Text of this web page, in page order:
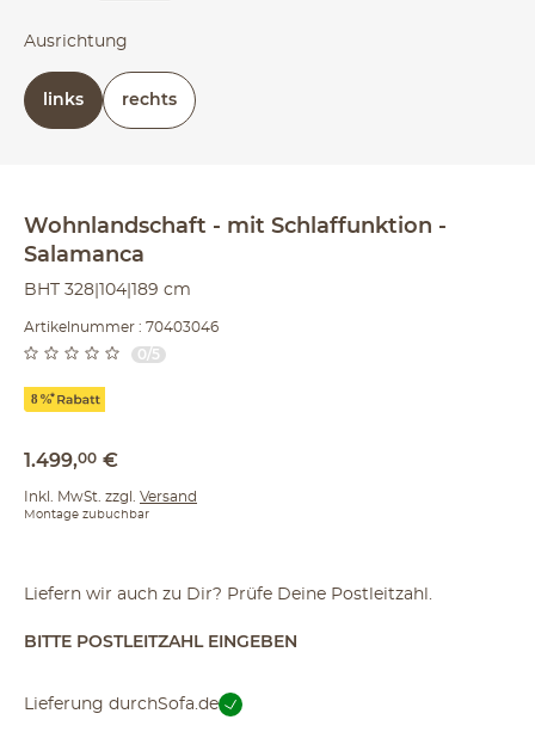
Wohnlandschaft
mit Schlaffunktion
Salamanca
BHT 328|104|189 cm
Artikelnummer : 70403046
0/5
1.499,00 €
Inkl. MwSt. zzgl. Versand
Montage zubuchbar
Ausrichtung
links rechts
Liefern wir auch zu Dir? Prüfe Deine Postleitzahl.
BITTE POSTLEITZAHL EINGEBEN
Lieferung durchSofa.de